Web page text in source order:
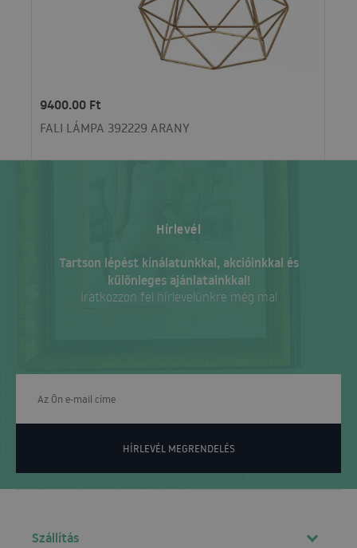
9400.00 Ft
FALI LÁMPA 392229 ARANY
Hírlevél
Tartson lépést kínálatunkkal, akcióinkkal és
különleges ajánlatainkkal!
Iratkozzon fel hírlevelünkre még ma!
HÍRLEVÉL MEGRENDELÉS
Szállítás